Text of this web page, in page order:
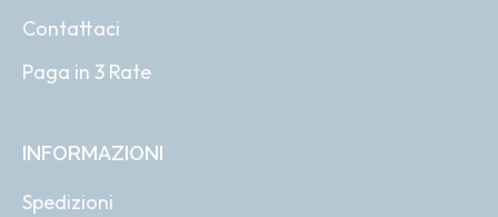
Contattaci
Paga in 3 Rate
INFORMAZIONI
Spedizioni